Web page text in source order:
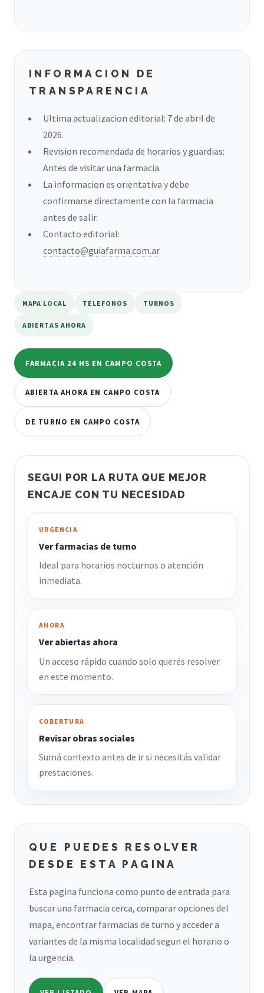
INFORMACION DE
TRANSPARENCIA
Ultima actualizacion editorial: 7 de abril de
2026.
Revision recomendada de horarios y guardias:
Antes de visitar una farmacia.
La informacion es orientativa y debe
confirmarse directamente con la farmacia
antes de salir.
Contacto editorial:
contacto@guiafarma.com.ar.
MAPA LOCAL TELEFONOS TURNOS
ABIERTAS AHORA
FARMACIA 24 HS EN CAMPO COSTA
ABIERTA AHORA EN CAMPO COSTA
DE TURNO EN CAMPO COSTA
SEGUI POR LA RUTA QUE MEJOR
ENCAJE CON TU NECESIDAD
URGENCIA
Ver farmacias de turno
Ideal para horarios nocturnos o atención
inmediata.
AHORA
Ver abiertas ahora
Un acceso rápido cuando solo querés resolver
en este momento.
COBERTURA
Revisar obras sociales
Sumá contexto antes de ir si necesitás validar
prestaciones.
QUE PUEDES RESOLVER
DESDE ESTA PAGINA
Esta pagina funciona como punto de entrada para
buscar una farmacia cerca, comparar opciones del
mapa, encontrar farmacias de turno y acceder a
variantes de la misma localidad segun el horario o
la urgencia.